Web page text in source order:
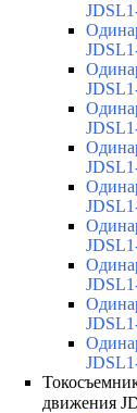
движения